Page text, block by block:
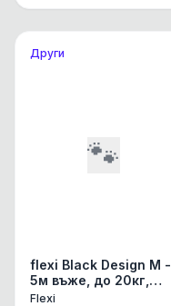
Други
🐾
flexi Black Design М -
5м въже, до 20кг,
светло синьо
Flexi